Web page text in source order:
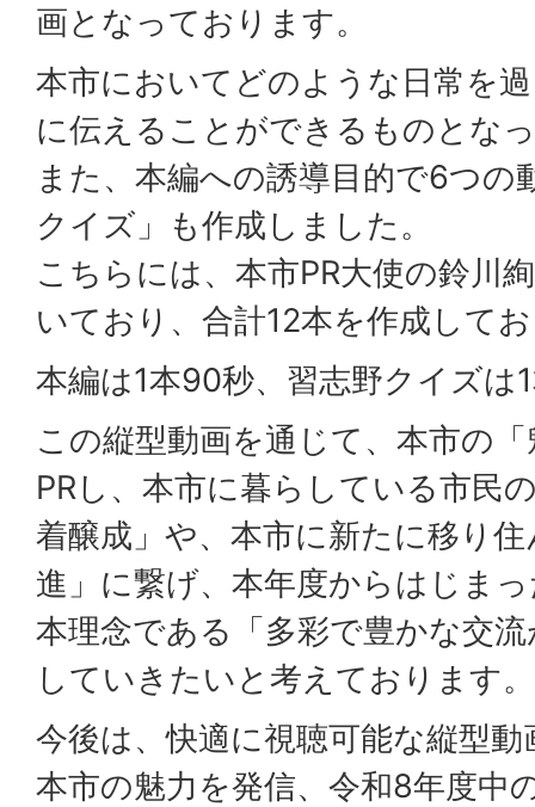
画となっております。
本市においてどのような日常を
に伝えることができるものとな
また、本編への誘導目的で6つの
クイズ」も作成しました。
こちらには、本市PR大使の鈴川
いており、合計12本を作成して
本編は1本90秒、習志野クイズは
この縦型動画を通じて、本市の
PRし、本市に暮らしている市民
着醸成」や、本市に新たに移り
進」に繋げ、本年度からはじま
本理念である「多彩で豊かな交
していきたいと考えております。
今後は、快適に視聴可能な縦型
本市の魅力を発信、令和8年度中